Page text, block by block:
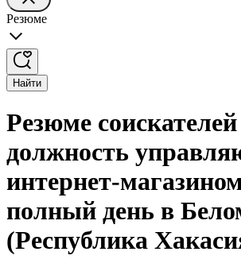
Резюме
Найти
Резюме
должность
интернет-
полный день в
(Республика